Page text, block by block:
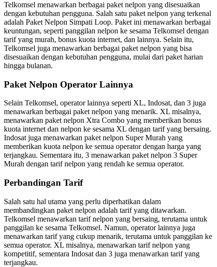
Telkomsel menawarkan berbagai paket nelpon yang disesuaikan
dengan kebutuhan pengguna. Salah satu paket nelpon yang terkenal
adalah Paket Nelpon Simpati Loop. Paket ini menawarkan berbagai
keuntungan, seperti panggilan nelpon ke sesama Telkomsel dengan
tarif yang murah, bonus kuota internet, dan lainnya. Selain itu,
Telkomsel juga menawarkan berbagai paket nelpon yang bisa
disesuaikan dengan kebutuhan pengguna, mulai dari paket harian
hingga bulanan.
Paket Nelpon Operator Lainnya
Selain Telkomsel, operator lainnya seperti XL, Indosat, dan 3 juga
menawarkan berbagai paket nelpon yang menarik. XL misalnya,
menawarkan paket nelpon Xtra Combo yang memberikan bonus
kuota internet dan nelpon ke sesama XL dengan tarif yang bersaing.
Indosat juga menawarkan paket nelpon Super Murah yang
memberikan kuota nelpon ke semua operator dengan harga yang
terjangkau. Sementara itu, 3 menawarkan paket nelpon 3 Super
Murah dengan tarif nelpon yang rendah ke semua operator.
Perbandingan Tarif
Salah satu hal utama yang perlu diperhatikan dalam
membandingkan paket nelpon adalah tarif yang ditawarkan.
Telkomsel menawarkan tarif nelpon yang bersaing, terutama untuk
panggilan ke sesama Telkomsel. Namun, operator lainnya juga
menawarkan tarif yang cukup menarik, terutama untuk panggilan ke
semua operator. XL misalnya, menawarkan tarif nelpon yang
kompetitif, sementara Indosat dan 3 juga menawarkan tarif yang
terjangkau.